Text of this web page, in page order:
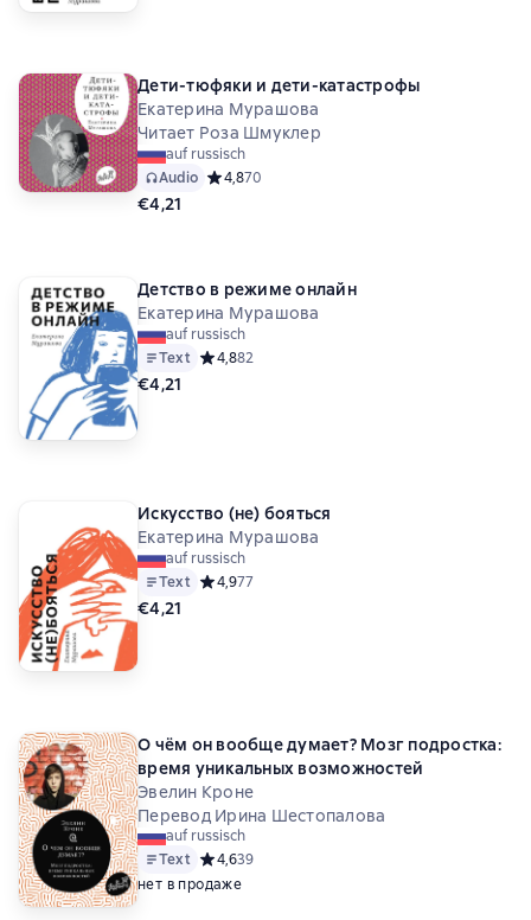
Дети-тюфяки и дети-катастрофы
Екатерина Мурашова
Читает Роза Шмуклер
auf russisch
Audio Средний рейтинг 4,8 на основе 70 оценок
4,870
€4,21
Детство в режиме онлайн
Екатерина Мурашова
auf russisch
Text Средний рейтинг 4,8 на основе 82 оценок
4,882
€4,21
Искусство (не) бояться
Екатерина Мурашова
auf russisch
Text Средний рейтинг 4,9 на основе 77 оценок
4,977
€4,21
О чём он вообще думает? Мозг подростка:
время уникальных возможностей
Эвелин Кроне
Перевод Ирина Шестопалова
auf russisch
Text Средний рейтинг 4,6 на основе 39 оценок
4,639
нет в продаже